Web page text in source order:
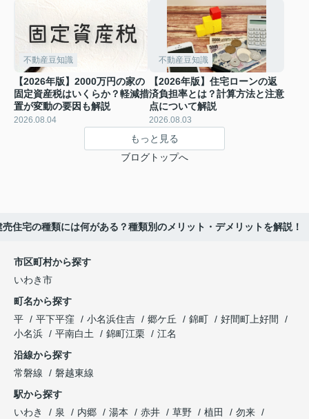
不動産豆知識
【2026年版】2000万円の家の
固定資産税はいくらか？軽減措
置が変動の要因も解説
2026.08.04
不動産豆知識
【2026年版】住宅ローンの返
済負担率とは？計算方法と注意
点について解説
2026.08.03
もっと見る
ブログトップへ
住宅の種類には何がある？種類別のメリット・デメリットを解説！
市区町村から探す
いわき市
町名から探す
平
平下平窪 小名浜住吉 郷ケ丘 錦町
好間町上好間
小名浜
平南白土 錦町江栗
江名
沿線から探す
常磐線
磐越東線
駅から探す
いわき
泉 内郷 湯本 赤井 草野 植田
勿来